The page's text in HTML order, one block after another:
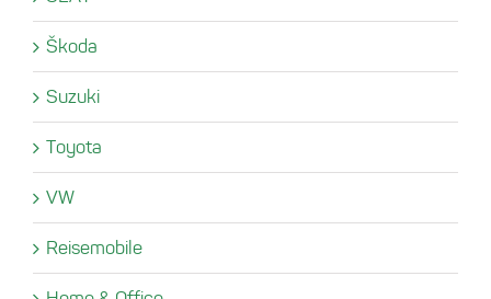
Škoda
Suzuki
Toyota
VW
Reisemobile